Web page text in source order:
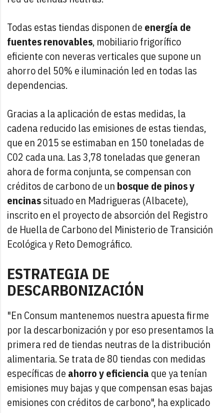
Todas estas tiendas disponen de energía de
fuentes renovables, mobiliario frigorífico
eficiente con neveras verticales que supone un
ahorro del 50% e iluminación led en todas las
dependencias.
Gracias a la aplicación de estas medidas, la
cadena reducido las emisiones de estas tiendas,
que en 2015 se estimaban en 150 toneladas de
C02 cada una. Las 3,78 toneladas que generan
ahora de forma conjunta, se compensan con
créditos de carbono de un bosque de pinos y
encinassituado en Madrigueras (Albacete),
inscrito en el proyecto de absorción del Registro
de Huella de Carbono del Ministerio de Transición
Ecológica y Reto Demográfico.
ESTRATEGIA DE
DESCARBONIZACIÓN
"En Consum mantenemos nuestra apuesta firme
por la descarbonización y por eso presentamos la
primera red de tiendas neutras de la distribución
alimentaria. Se trata de 80 tiendas con medidas
específicas de ahorro y eficiencia que ya tenían
emisiones muy bajas y que compensan esas bajas
emisiones con créditos de carbono", ha explicado